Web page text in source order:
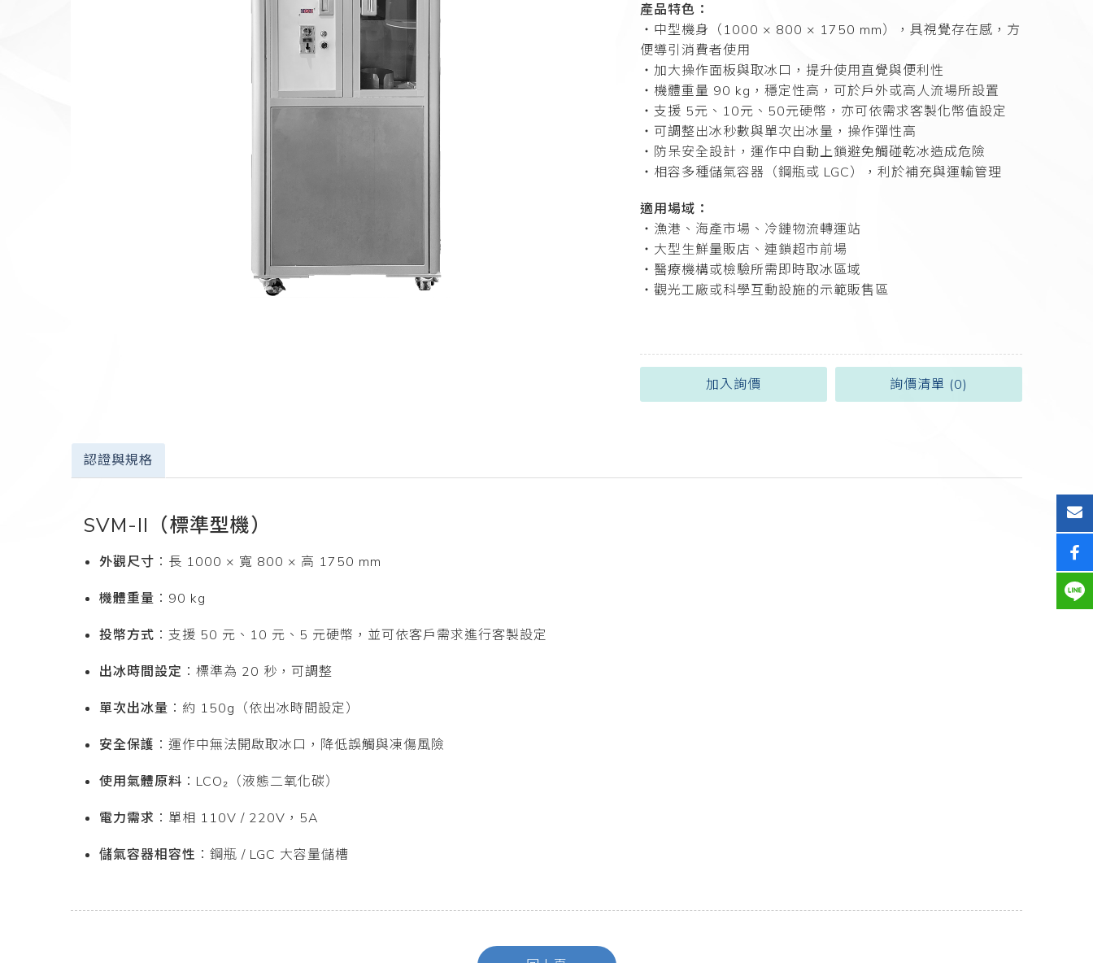
產品特色：
・中型機身（1000 × 800 × 1750 mm），具視覺存在感，方
便導引消費者使用
・加大操作面板與取冰口，提升使用直覺與便利性
・機體重量 90 kg，穩定性高，可於戶外或高人流場所設置
・支援 5元、10元、50元硬幣，亦可依需求客製化幣值設定
・可調整出冰秒數與單次出冰量，操作彈性高
・防呆安全設計，運作中自動上鎖避免觸碰乾冰造成危險
・相容多種儲氣容器（鋼瓶或 LGC），利於補充與運輸管理
適用場域：
・漁港、海產市場、冷鏈物流轉運站
・大型生鮮量販店、連鎖超市前場
・醫療機構或檢驗所需即時取冰區域
・觀光工廠或科學互動設施的示範販售區
加入詢價 詢價清單 (0)
認證與規格
SVM-II（標準型機）
外觀尺寸 ：長 1000 × 寬 800 × 高 1750 mm
機體重量 ：90 kg
投幣方式 ：支援 50 元、10 元、5 元硬幣，並可依客戶需求進行客製設定
出冰時間設定 ：標準為 20 秒，可調整
單次出冰量 ：約 150g（依出冰時間設定）
安全保護 ：運作中無法開啟取冰口，降低誤觸與凍傷風險
使用氣體原料 ：LCO₂（液態二氧化碳）
電力需求 ：單相 110V / 220V，5A
儲氣容器相容性 ：鋼瓶 / LGC 大容量儲槽